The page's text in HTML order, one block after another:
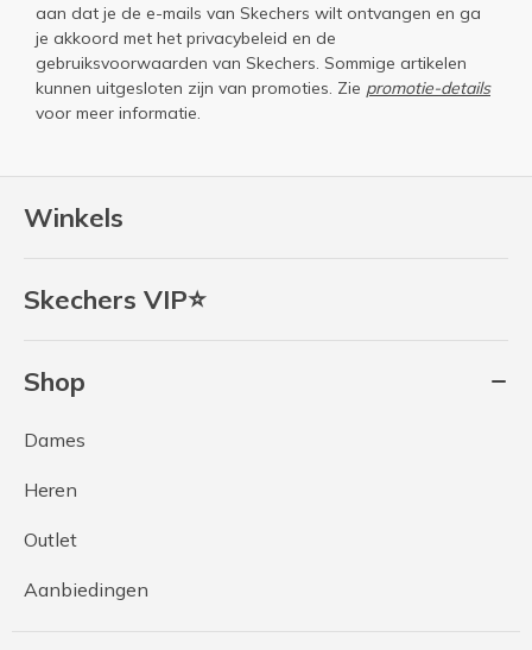
Winkels
Skechers VIP⭐
Shop
Dames
Heren
Outlet
Aanbiedingen
aan dat je de e-mails van Skechers wilt ontvangen en ga
je akkoord met het privacybeleid en de
gebruiksvoorwaarden van Skechers. Sommige artikelen
kunnen uitgesloten zijn van promoties. Zie promotie-details
voor meer informatie.